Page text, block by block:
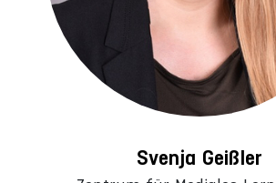
Svenja Geißler